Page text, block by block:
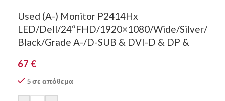
Used (A-) Monitor P2414Hx
LED/Dell/24“FHD/1920×1080/Wide/Silver/
Black/Grade A-/D-SUB & DVI-D & DP &
67 €
5 σε απόθεμα